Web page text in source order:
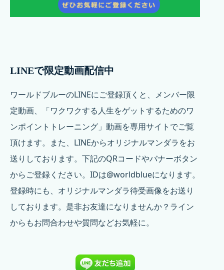
LINEで限定動画配信中
ワールドブルーのLINEにご登録頂くと、メンバー限
定動画、「ワクワクする人生をゲットするためのワ
ンポイントトレーニング」動画を専用サイトでご覧
頂けます。また、LINEからオリジナルマンダラをお
送りしております。下記のQRコードやバナーボタン
からご登録ください。IDは@worldblueになります。
登録時にも、オリジナルマンダラ待受画像をお送り
しております。是非お友達になりませんか？ライン
からもお問合わせや質問などお気軽に。